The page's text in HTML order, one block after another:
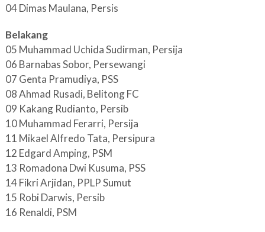
04 Dimas Maulana, Persis
Belakang
05 Muhammad Uchida Sudirman, Persija
06 Barnabas Sobor, Persewangi
07 Genta Pramudiya, PSS
08 Ahmad Rusadi, Belitong FC
09 Kakang Rudianto, Persib
10 Muhammad Ferarri, Persija
11 Mikael Alfredo Tata, Persipura
12 Edgard Amping, PSM
13 Romadona Dwi Kusuma, PSS
14 Fikri Arjidan, PPLP Sumut
15 Robi Darwis, Persib
16 Renaldi, PSM